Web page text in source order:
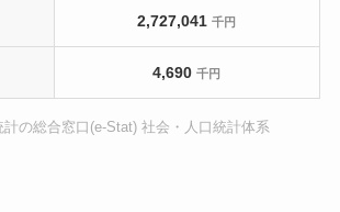
2,727,041千円
4,690千円
計の総合窓口(e-Stat) 社会・人口統計体系